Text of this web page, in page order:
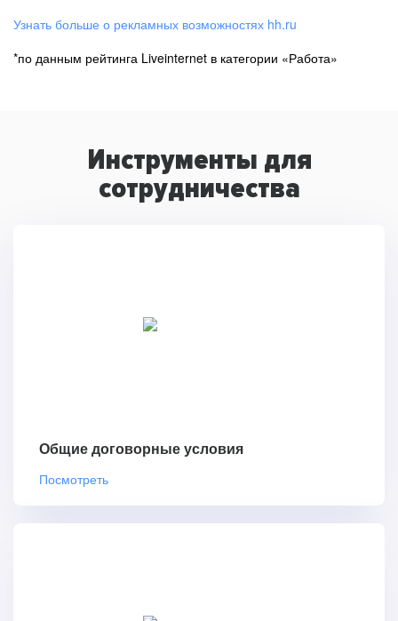
Узнать больше о рекламных возможностях hh.ru
*по данным рейтинга Liveinternet в категории «Работа»
Инструменты для
сотрудничества
Общие договорные условия
Посмотреть